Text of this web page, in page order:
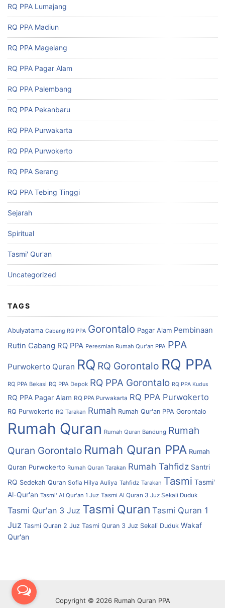
RQ PPA Lumajang
RQ PPA Madiun
RQ PPA Magelang
RQ PPA Pagar Alam
RQ PPA Palembang
RQ PPA Pekanbaru
RQ PPA Purwakarta
RQ PPA Purwokerto
RQ PPA Serang
RQ PPA Tebing Tinggi
Sejarah
Spiritual
Tasmi' Qur'an
Uncategorized
TAGS
Abulyatama Cabang RQ PPA Gorontalo Pagar Alam Pembinaan
Rutin Cabang RQ PPA Peresmian Rumah Qur'an PPA PPA
Purwokerto Quran RQ RQ Gorontalo RQ PPA
RQ PPA Bekasi RQ PPA Depok RQ PPA Gorontalo RQ PPA Kudus
RQ PPA Pagar Alam RQ PPA Purwakarta RQ PPA Purwokerto
RQ Purwokerto RQ Tarakan Rumah Rumah Qur'an PPA Gorontalo
Rumah Quran Rumah Quran Bandung Rumah
Quran Gorontalo Rumah Quran PPA Rumah
Quran Purwokerto Rumah Quran Tarakan Rumah Tahfidz Santri
RQ Sedekah Quran Sofia Hilya Auliya Tahfidz Tarakan Tasmi Tasmi'
Al-Qur'an Tasmi' Al Qur'an 1 Juz Tasmi Al Quran 3 Juz Sekali Duduk
Tasmi Qur'an 3 Juz Tasmi Quran Tasmi Quran 1
Juz Tasmi Quran 2 Juz Tasmi Quran 3 Juz Sekali Duduk Wakaf
Qur'an
Copyright © 2026 Rumah Quran PPA